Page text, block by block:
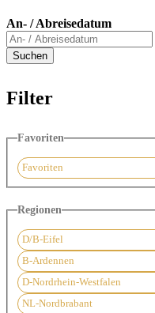
An- / Abreisedatum
Filter
Favoriten
Favoriten
Regionen
D/B-Eifel
B-Ardennen
D-Nordrhein-Westfalen
NL-Nordbrabant